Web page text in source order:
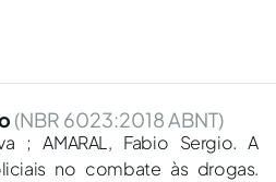
(NBR 6023:2018 ABNT)
; AMARAL, Fabio Sergio. A
no combate às drogas.